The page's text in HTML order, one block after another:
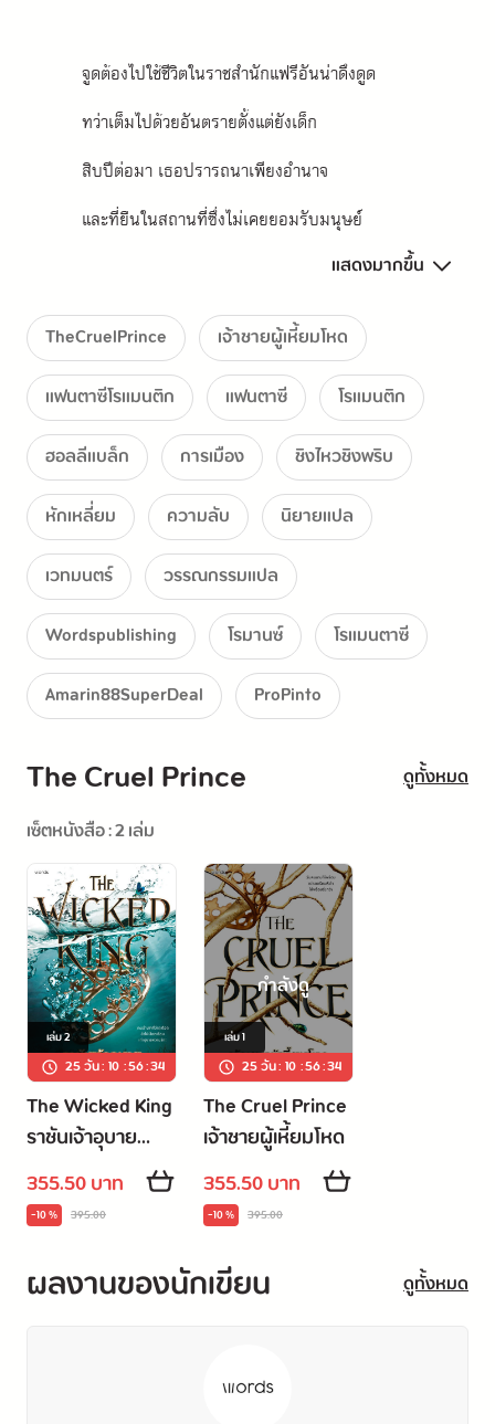
จูดต้องไปใช้ชีวิตในราชสำนักแฟรีอันน่าดึงดูด
ทว่าเต็มไปด้วยอันตรายตั้งแต่ยังเด็ก
สิบปีต่อมา เธอปรารถนาเพียงอำนาจ
และที่ยืนในสถานที่ซึ่งไม่เคยยอมรับมนุษย์
แต่เส้นทางนั้นถูกขัดขวางโดยเจ้าชายคาร์แดน ผู้โหดเหี้ยม
ร้ายกาจ
เขาคือศัตรูที่ทำให้หัวใจของเธอสั่นไหว
และอาจเป็นหายนะที่เธอไม่สามารถหลีกหนี
เพื่อเอาชนะเกมแห่งเล่ห์เหลี่ยมและการทรยศ
จูดต้องเผชิญหน้ากับเขาและยอมรับผลลัพธ์ที่ตามมาให้ได้
ทว่ายิ่งจูดถลำลึกในวังวนแห่งการหลอกลวงมากเท่าไร
เธอก็ยิ่งค้นพบว่า…ทุกความลวงที่เธอคลี่คลาย
แสดงมากขึ้น
TheCruelPrince
เจ้าชายผู้เหี้ยมโหด
แฟนตาซีโรแมนติก
แฟนตาซี
โรแมนติก
ฮอลลีแบล็ก
การเมือง
ชิงไหวชิงพริบ
หักเหลี่ยม
ความลับ
นิยายแปล
เวทมนตร์
วรรณกรรมแปล
Wordspublishing
โรมานซ์
โรแมนตาซี
Amarin88SuperDeal
ProPinto
The Cruel Prince
ดูทั้งหมด
เซ็ตหนังสือ : 2 เล่ม
เล่ม2
25 วัน:10:56:33
The Wicked King
ราชันเจ้าอุบาย
(The Cruel Prince
#2)
355.50 บาท
-10 % 395.00
กำลังดู
เล่ม1
25 วัน:10:56:33
The Cruel Prince
เจ้าชายผู้เหี้ยมโหด
355.50 บาท
-10 % 395.00
ผลงานของนักเขียน ดูทั้งหมด